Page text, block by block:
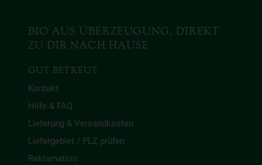
BIO AUS ÜBERZEUGUNG, DIREKT
ZU DIR NACH HAUSE
GUT BETREUT
Kontakt
Hilfe & FAQ
Lieferung & Versandkosten
Liefergebiet / PLZ prüfen
Reklamation